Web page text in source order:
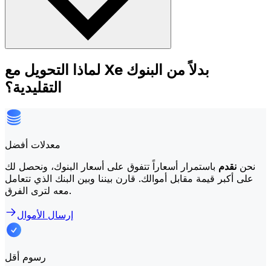
لماذا التحويل مع Xe بدلاً من البنوك
التقليدية؟
معدلات أفضل
نحن نقدم باستمرار أسعاراً تتفوق على أسعار البنوك، ونحصل لك
على أكبر قيمة مقابل أموالك. قارن بيننا وبين البنك الذي تتعامل
معه لترى الفرق.
إرسال الأموال
رسوم أقل